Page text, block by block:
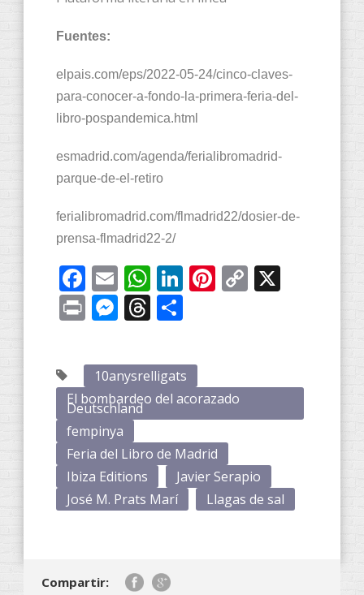
Fuentes:
elpais.com/eps/2022-05-24/cinco-claves-
para-conocer-a-fondo-la-primera-feria-del-
libro-pospandemica.html
esmadrid.com/agenda/ferialibromadrid-
parque-de-el-retiro
ferialibromadrid.com/flmadrid22/dosier-de-
prensa-flmadrid22-2/
Facebook
EmailWhatsApp
LinkedIn
Pinterest
Copy
PrintMessenger
Threads
10anysrelligats
El bombardeo del acorazado
Deutschland
fempinya
Feria del Libro de Madrid
Ibiza Editions
Javier Serapio
José M. Prats Marí
Llagas de sal
Compartir: